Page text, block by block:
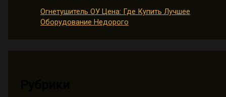
Огнетушитель ОУ Цена: Где Купить Лучшее
Оборудование Недорого